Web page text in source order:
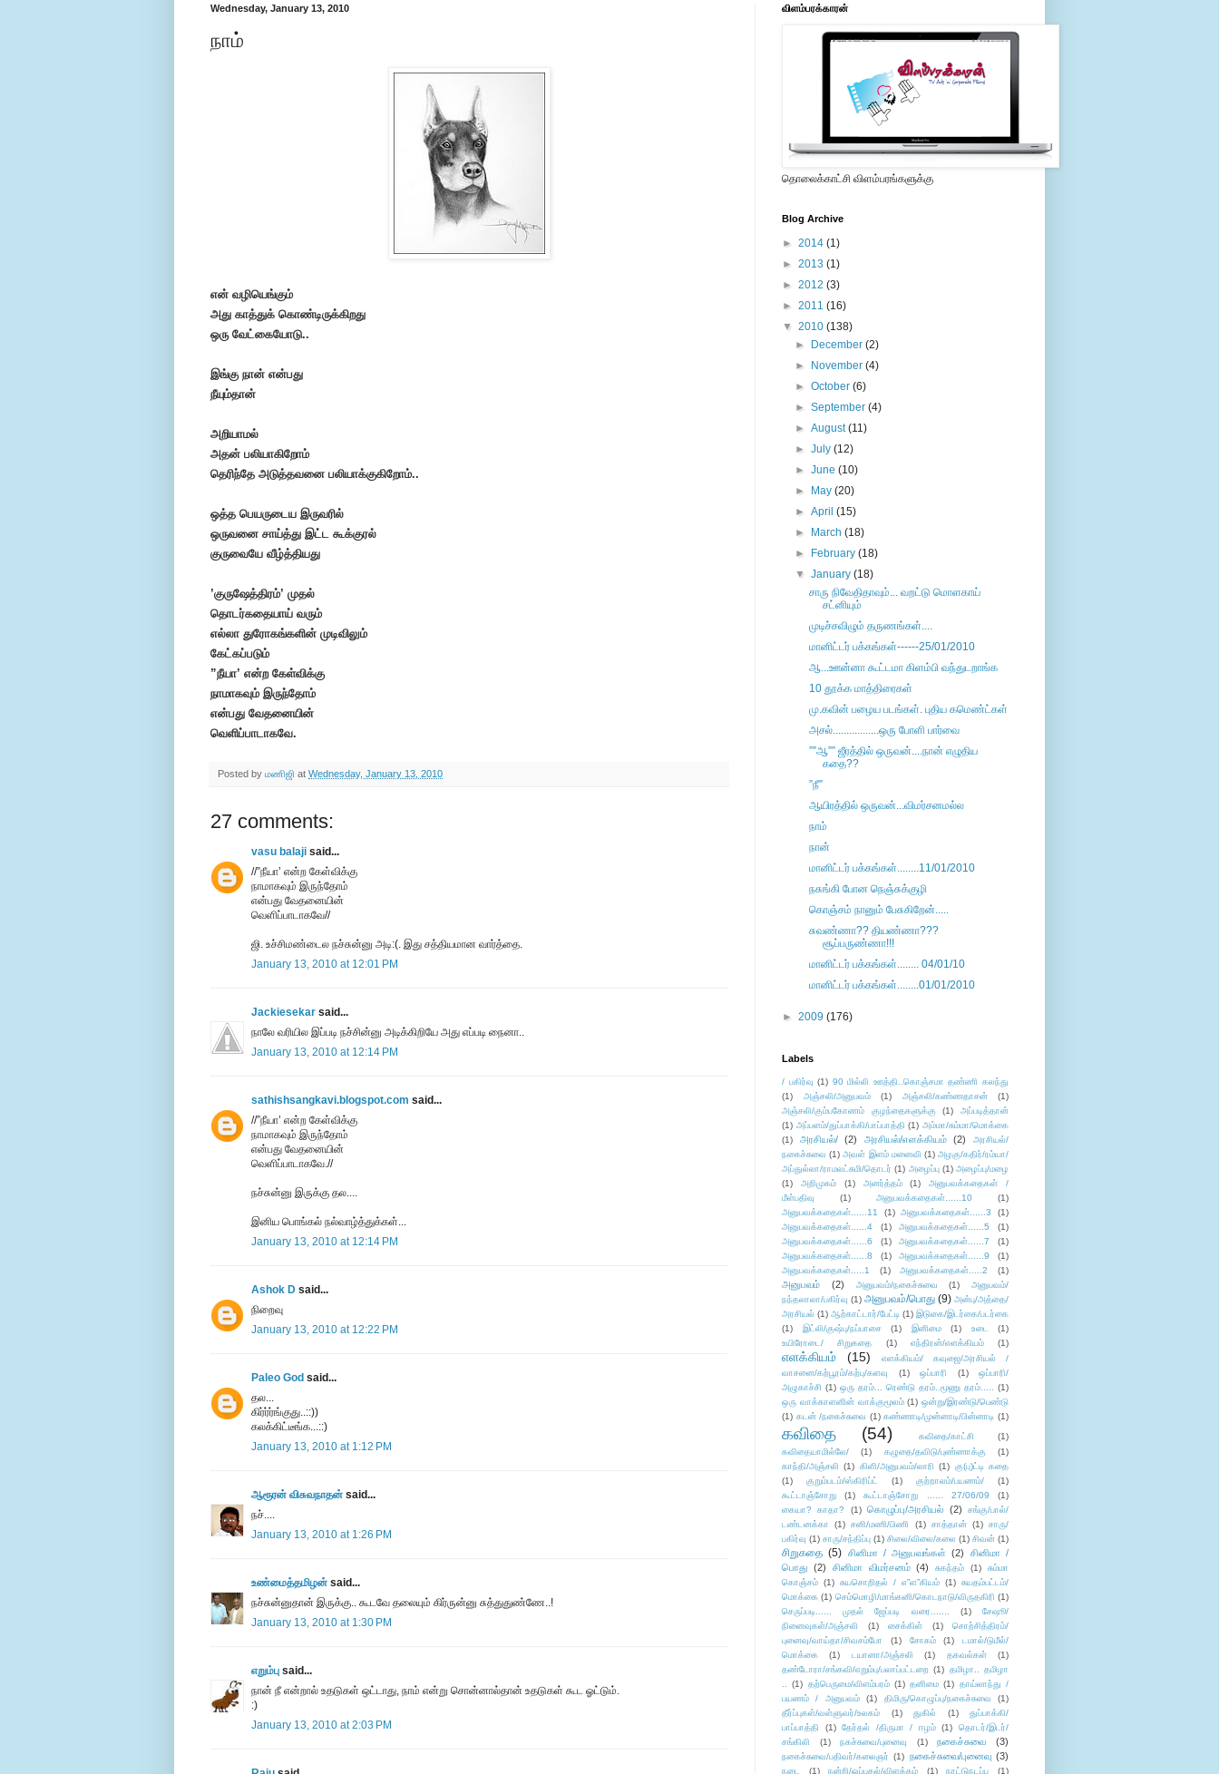
Wednesday, January 13, 2010
நாம்
என் வழியெங்கும்
அது காத்துக் கொண்டிருக்கிறது
ஒரு வேட்கையோடு..
இங்கு நான் என்பது
நீயும்தான்
அறியாமல்
அதன் பலியாகிறோம்
தெரிந்தே அடுத்தவனை பலியாக்குகிறோம்..
ஒத்த பெயருடைய இருவரில்
ஒருவனை சாய்த்து இட்ட கூக்குரல்
குருவையே வீழ்த்தியது
’குருஷேத்திரம்’ முதல்
தொடர்கதையாய் வரும்
எல்லா துரோகங்களின் முடிவிலும்
கேட்கப்படும்
”நீயா’ என்ற கேள்விக்கு
நாமாகவும் இருந்தோம்
என்பது வேதனையின்
வெளிப்பாடாகவே.
Posted by மணிஜி at Wednesday, January 13, 2010
27 comments:
vasu balaji said...
//”நீயா’ என்ற கேள்விக்கு
நாமாகவும் இருந்தோம்
என்பது வேதனையின்
வெளிப்பாடாகவே//
ஜி. உச்சிமண்டைல நச்சுன்னு அடி:(. இது சத்தியமான வார்த்தை.
January 13, 2010 at 12:01 PM
Jackiesekar said...
நாலே வரியில இப்படி நச்சின்னு அடிக்கிறியே அது எப்படி நைனா..
January 13, 2010 at 12:14 PM
sathishsangkavi.blogspot.com said...
//”நீயா’ என்ற கேள்விக்கு
நாமாகவும் இருந்தோம்
என்பது வேதனையின்
வெளிப்பாடாகவே.//
நச்சுன்னு இருக்கு தல....
இனிய பொங்கல் நல்வாழ்த்துக்கள்...
January 13, 2010 at 12:14 PM
Ashok D said...
நிறைவு
January 13, 2010 at 12:22 PM
Paleo God said...
தல...
கிர்ர்ர்ங்குது..::))
கலக்கிட்டீங்க...::)
January 13, 2010 at 1:12 PM
ஆரூரன் விசுவநாதன் said...
நச்....
January 13, 2010 at 1:26 PM
உண்மைத்தமிழன் said...
நச்சுன்னுதான் இருக்கு.. கூடவே தலையும் கிர்ருன்னு சுத்துதுண்ணே..!
January 13, 2010 at 1:30 PM
எறும்பு said...
நான் நீ என்றால் உதடுகள் ஒட்டாது, நாம் என்று சொன்னால்தான் உதடுகள் கூட ஓட்டும்.
:)
January 13, 2010 at 2:03 PM
விளம்பரக்காரன்
தொலைக்காட்சி விளம்பரங்களுக்கு
Blog Archive
► 2014 (1)
► 2013 (1)
► 2012 (3)
► 2011 (16)
▼ 2010 (138)
►
December(2)
►
November(4)
►October(6)
►September(4)
►August(11)
►July(12)
►June(10)
►
May(20)
►April(15)
►
March(18)
►
February(18)
▼January(18)
சாரு நிவேதிதாவும்... வறட்டு மொளகாய்
சட்னியும்
முடிச்சவிழும் தருணங்கள்....
மானிட்டர் பக்கங்கள்------25/01/2010
ஆ...ஊன்னா கூட்டமா கிளம்பி வந்துடறாங்க
10 தூக்க மாத்திரைகள்
மு.கவின் பழைய படங்கள். புதிய கமெண்ட்கள்
அசல்.................ஒரு போளி பார்வை
””ஆ”” ஜீரத்தில் ஒருவன்....நான் எழுதிய
கதை??
”நீ”
ஆயிரத்தில் ஒருவன்...விமர்சனமல்ல
நாம்
நான்
மானிட்டர் பக்கங்கள்........11/01/2010
நசுங்கி போன நெஞ்சுக்குழி
கொஞ்சம் நானும் பேசுகிறேன்.....
சுவண்ணா?? தியண்ணா???
சூப்பருண்ணா!!!
மானிட்டர் பக்கங்கள்........ 04/01/10
மானிட்டர் பக்கங்கள்........01/01/2010
► 2009 (176)
Labels
/ பகிர்வு (1) 90 மில்லி ஊத்தி..கொஞ்சமா தண்ணி கலந்து
(1)
அஞ்சலி/அனுபவம் (1) அஞ்சலி/கண்ணதாசன்
(1)
அஞ்சலி/கும்பகோணம் குழந்தைகளுக்கு
(1)
அப்படித்தான்
(1) அப்பளம்/துப்பாக்கி/பாப்பாத்தி (1) அம்மா/சும்மா/மொக்கை
(1)
அரசியல்/ (2) அரசியல்/எளக்கியம் (2)
அரசியல்/
நகைச்சுவை (1) அவள் இளம் மனைவி (1) அழகு/கதிர்/ரம்யா/
அப்துல்லா/ராமலட்சுமி/தொடர் (1) அழைப்பு (1) அழைப்பு/மழை
(1)
அறிமுகம் (1) அனர்த்தம் (1)
அனுபவக்கதைகள் /
மீள்பதிவு
(1) அனுபவக்கதைகள்......10
(1)
அனுபவக்கதைகள்......11
(1) அனுபவக்கதைகள்......3
(1)
அனுபவக்கதைகள்......4
(1) அனுபவக்கதைகள்......5
(1)
அனுபவக்கதைகள்......6
(1) அனுபவக்கதைகள்......7
(1)
அனுபவக்கதைகள்......8
(1) அனுபவக்கதைகள்......9
(1)
அனுபவக்கதைகள்.....1
(1) அனுபவக்கதைகள்.....2 (1)
அனுபவம் (2) அனுபவம்/நகைச்சுவை (1)
அனுபவம்/
நந்தலாலா/பகிர்வு (1) அனுபவம்/பொது (9) அன்பு/அத்தை/
அரசியல் (1) ஆற்காட்டார்/பேட்டி (1) இடுகை/இடர்கை/படர்கை
(1)
இட்லி/குஷ்பு/நப்பாசை (1) இனிமை (1) உடை
(1)
உயிரோடை/ சிறுகதை
(1) எந்திரன்/எளக்கியம் (1)
எளக்கியம் (15)
எளக்கியம்/ கவுஜை/அரசியல் /
வாசனை/கற்பூரம்/கற்பு/களவு
(1) ஒப்பாரி (1)
ஒப்பாரி/
அழுகாச்சி (1) ஒரு தரம்... ரெண்டு தரம்..மூணு தரம்..... (1)
ஒரு வாக்காளனின் வாக்குமூலம் (1) ஒன்று/இரண்டு/பெண்டு
(1) கடன் /நகைச்சுவை (1) கண்ணாடி/முன்னாடி/பின்னாடி (1)
கவிதை (54) கவிதை/காட்சி
(1)
கவிதையாமில்லே/
(1) கழுதை/தவிடு/புண்ணாக்கு
(1)
காந்தி/அஞ்சலி (1) கிளி/அனுபவம்/லாரி (1) கு(பு)ட்டி கதை
(1)
குறும்படம்/ஸ்கிரிப்ட் (1) குற்றாலம்/பயணம்/
(1)
கூட்டாஞ்சோறு
(1) கூட்டாஞ்சோறு ...... 27/06/09
(1)
கையா? காதா?
(1) கொழுப்பு/அரசியல் (2)
சங்கு/பால்/
டண்டனக்கா
(1) சனி/மணி/பிணி (1) சாத்தான் (1) சாரு/
பகிர்வு (1) சாரு/சந்திப்பு (1) சிலை/விலை/கலை (1) சிவன் (1)
சிறுகதை (5) சினிமா / அனுபவங்கள் (2)
சினிமா /
பொது (2) சினிமா விமர்சனம் (4) சுகந்தம் (1)
சும்மா
கொஞ்சம் (1) சுயசொறிதல் / எ”ள”கியம் (1) சுயதம்பட்டம்/
மொக்கை (1) செம்மொழி/மாங்கனி/கொடநாடு/விருதகிரி (1)
செருப்படி...... முதல் ஜேப்படி வரை.......
(1)
சேஷூ/
நினைவுகள்/அஞ்சலி
(1) சைக்கிள் (1)
சொற்சித்திரம்/
புனைவு/வாய்தா/சிவசம்போ
(1) சோகம் (1)
டமால்/டுமீல்/
மொக்கை
(1) டயானா/அஞ்சலி (1) தகவல்கள்
(1)
தண்டோரா/சங்கவி/எறும்பு/பலாப்பட்டறை (1) தமிழா.. தமிழா
.. (1) தற்பெருமை/விளம்பரம் (1) தனிமை (1) தாய்லாந்து /
பயணம் / அனுபவம்
(1) திமிரு/கொழுப்பு/நகைச்சுவை
(1)
தீர்ப்புகள்/வள்ளுவர்/உலகம்
(1) துகில் (1)
துப்பாக்கி/
பாப்பாத்தி
(1) தேர்தல் /திருமா / ஈழம் (1)
தொடர்/இடர்/
சங்கிலி
(1) நகச்சுவை/புனைவு (1) நகைச்சுவை (3)
நகைச்சுவை/பதிவர்/கலைஞர் (1) நகைச்சுவை/புனைவு (3)
நடை (1) நன்றி/ஒப்புதல்/விளக்கம் (1) நாட்டுநடப்பு (1)